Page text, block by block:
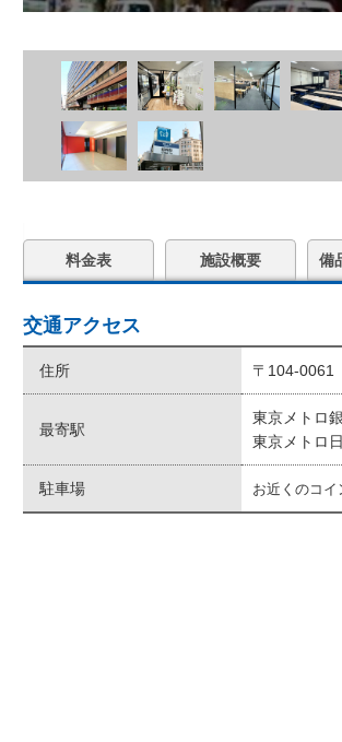
料金表 施設概要 備
交通アクセス
住所 〒104-0061
最寄駅
東京メトロ
東京メトロ
駐車場 お近くのコ